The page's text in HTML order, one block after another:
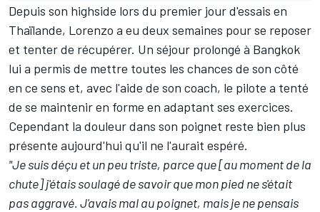
Depuis son highside lors du premier jour d'essais en
Thaïlande, Lorenzo a eu deux semaines pour se reposer
et tenter de récupérer. Un séjour prolongé à Bangkok
lui a permis de mettre toutes les chances de son côté
en ce sens et, avec l'aide de son coach, le pilote a tenté
de se maintenir en forme en adaptant ses exercices.
Cependant la douleur dans son poignet reste bien plus
présente aujourd'hui qu'il ne l'aurait espéré.
"Je suis déçu et un peu triste, parce que [au moment de la
chute] j'étais soulagé de savoir que mon pied ne s'était
pas aggravé. J'avais mal au poignet, mais je ne pensais